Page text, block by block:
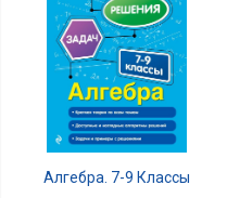
Алгебра. 7-9 Классы